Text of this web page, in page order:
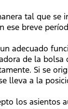
tal que
breve
adecuado
de la
Si se
a la
los asientos